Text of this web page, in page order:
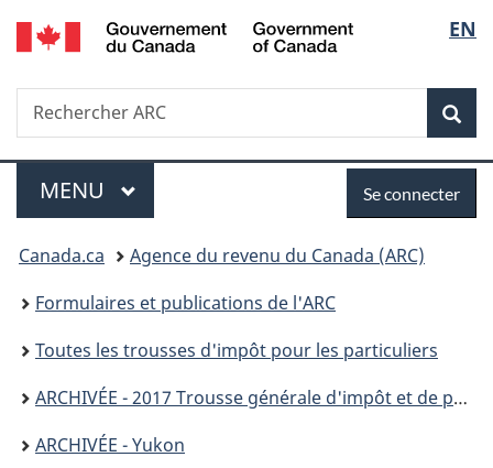
Passer
au
Passer
à
du
Passer
à
simplifiée
de
la
EN
Recherche
Rechercher
ARC
Menu
MENU PRINCIPAL
connecter
Se connecter
Vous
êtes
ici :
Canada.ca
Agence du revenu du Canada (ARC)
Formulaires et publications de l'ARC
Toutes les trousses d'impôt pour les particuliers
ARCHIVÉE - 2017 Trousse générale d'impôt et de prestations
ARCHIVÉE - Yukon